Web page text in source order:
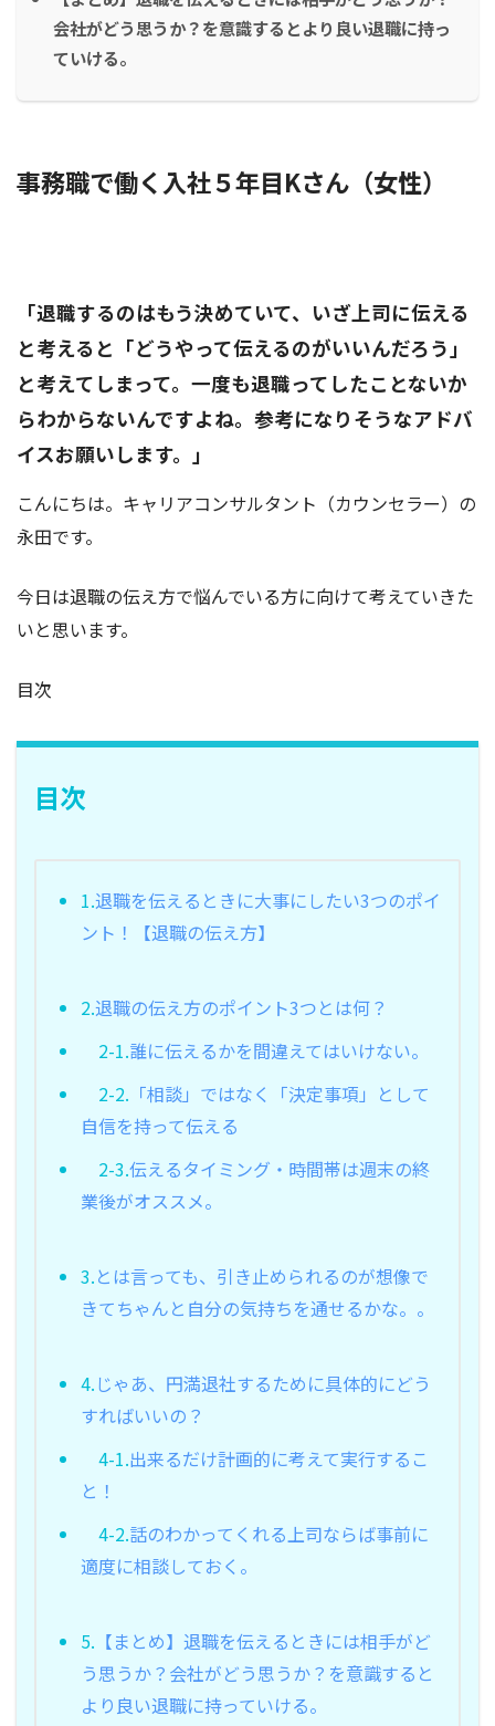
会社がどう思うか？を意識するとより良い退職に持っ
ていける。
事務職で働く入社５年目Kさん（女性）
「退職するのはもう決めていて、いざ上司に伝える
と考えると「どうやって伝えるのがいいんだろう」
と考えてしまって。一度も退職ってしたことないか
らわからないんですよね。参考になりそうなアドバ
イスお願いします。」
こんにちは。キャリアコンサルタント（カウンセラー）の
永田です。
今日は退職の伝え方で悩んでいる方に向けて考えていきた
いと思います。
目次
目次
1.退職を伝えるときに大事にしたい3つのポイ
ント！【退職の伝え方】
2.退職の伝え方のポイント3つとは何？
2-1.誰に伝えるかを間違えてはいけない。
2-2. 「相談」ではなく「決定事項」として
自信を持って伝える
2-3.伝えるタイミング・時間帯は週末の終
業後がオススメ。
3.とは言っても、引き止められるのが想像で
きてちゃんと自分の気持ちを通せるかな。。
4.じゃあ、円満退社するために具体的にどう
すればいいの？
4-1.出来るだけ計画的に考えて実行するこ
と！
4-2.話のわかってくれる上司ならば事前に
適度に相談しておく。
5. 【まとめ】退職を伝えるときには相手がど
う思うか？会社がどう思うか？を意識すると
より良い退職に持っていける。